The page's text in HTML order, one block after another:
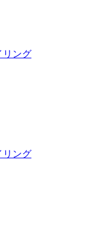
リング
リング